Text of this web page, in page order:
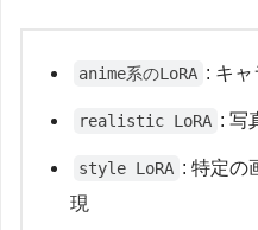
anime系のLoRA : キ
realistic LoRA : 写
style LoRA : 特定の
現